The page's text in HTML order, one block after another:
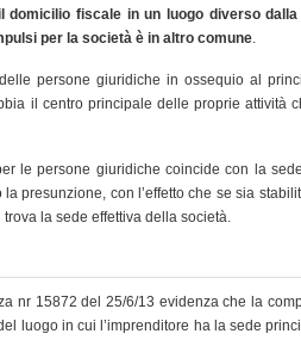
domicilio fiscale in un luogo diverso
per la società è in altro comune.
persone giuridiche in ossequio al
il centro principale delle proprie attività
le persone giuridiche coincide con la
presunzione, con l’effetto che se sia
la sede effettiva della società.
nr 15872 del 25/6/13 evidenza che la
luogo in cui l’imprenditore ha la sede